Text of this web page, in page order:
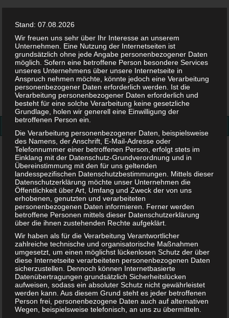
Facebook
Twitter
Suchen
nach:
Wadenkrampf
Schlagwort:Wadenkrampf
Stand: 07.08.2026
Wir freuen uns sehr über Ihr Interesse an unserem
Unternehmen. Eine Nutzung der Internetseiten ist
grundsätzlich ohne jede Angabe personenbezogener Daten
möglich. Sofern eine betroffene Person besondere Services
unseres Unternehmens über unsere Internetseite in
Anspruch nehmen möchte, könnte jedoch eine Verarbeitung
personenbezogener Daten erforderlich werden. Ist die
Verarbeitung personenbezogener Daten erforderlich und
besteht für eine solche Verarbeitung keine gesetzliche
Grundlage, holen wir generell eine Einwilligung der
betroffenen Person ein.
Die Verarbeitung personenbezogener Daten, beispielsweise
des Namens, der Anschrift, E-Mail-Adresse oder
Telefonnummer einer betroffenen Person, erfolgt stets im
Einklang mit der Datenschutz-Grundverordnung und in
Übereinstimmung mit den für uns geltenden
landesspezifischen Datenschutzbestimmungen. Mittels dieser
Datenschutzerklärung möchte unser Unternehmen die
Öffentlichkeit über Art, Umfang und Zweck der von uns
erhobenen, genutzten und verarbeiteten
personenbezogenen Daten informieren. Ferner werden
betroffene Personen mittels dieser Datenschutzerklärung
über die ihnen zustehenden Rechte aufgeklärt.
Wir haben als für die Verarbeitung Verantwortlicher
zahlreiche technische und organisatorische Maßnahmen
umgesetzt, um einen möglichst lückenlosen Schutz der über
diese Internetseite verarbeiteten personenbezogenen Daten
sicherzustellen. Dennoch können Internetbasierte
Datenübertragungen grundsätzlich Sicherheitslücken
aufweisen, sodass ein absoluter Schutz nicht gewährleistet
werden kann. Aus diesem Grund steht es jeder betroffenen
Person frei, personenbezogene Daten auch auf alternativen
Wegen, beispielsweise telefonisch, an uns zu übermitteln.